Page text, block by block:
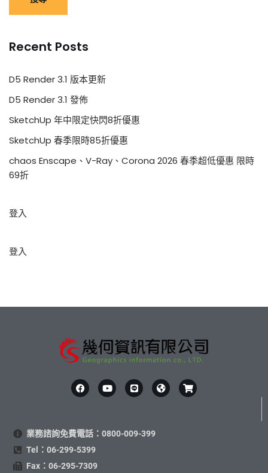
Recent Posts
D5 Render 3.1 版本更新
D5 Render 3.1 發佈
SketchUp 年中限定快閃8折優惠
SketchUp 春季限時85折優惠
chaos Enscape、V-Ray、Corona 2026 春季超低優惠 限時
69折
登入
登入
業務諮詢免費電話：0800-009-399
Tel：06-299-5399
Fax：06-295-7309